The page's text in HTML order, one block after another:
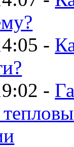
-
-